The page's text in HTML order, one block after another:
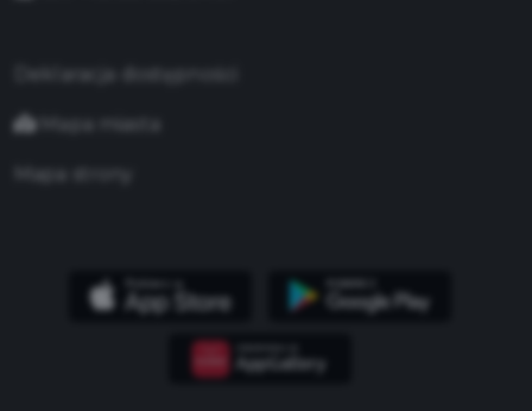
Deklaracja dostępności
Mapa miasta
Mapa strony